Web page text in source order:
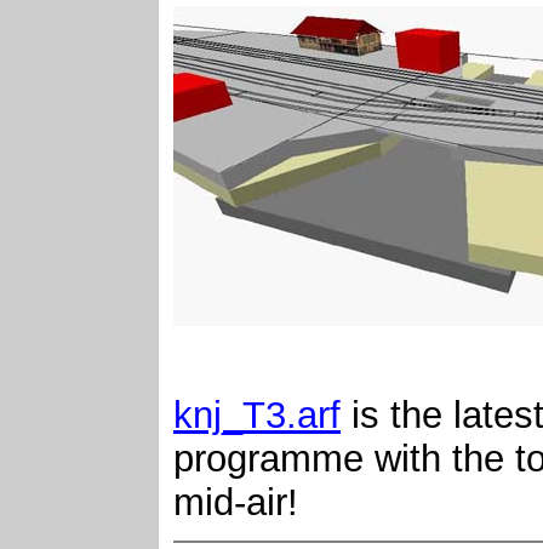
knj_T3.arf is the
programme with the
mid-air!